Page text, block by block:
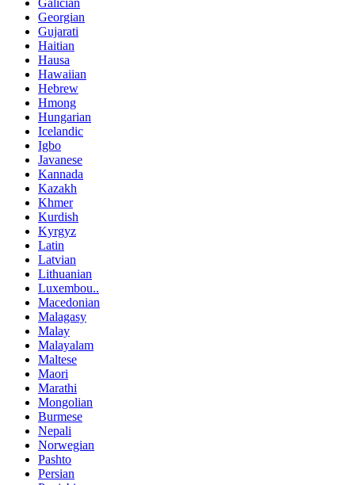
Georgian
Gujarati
Haitian
Hausa
Hawaiian
Hebrew
Hmong
Hungarian
Icelandic
Igbo
Javanese
Kannada
Kazakh
Khmer
Kurdish
Kyrgyz
Latin
Latvian
Lithuanian
Luxembou..
Macedonian
Malagasy
Malay
Malayalam
Maltese
Maori
Marathi
Mongolian
Burmese
Nepali
Norwegian
Pashto
Persian